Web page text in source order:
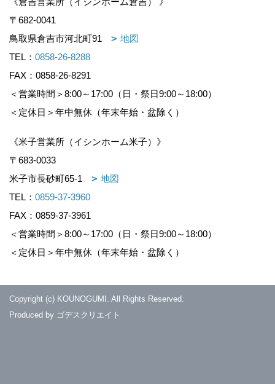
〒682-0041
鳥取県倉吉市河北町91
地図
TEL： 0858-26-8288
FAX：0858-26-8291
＜営業時間＞8:00～17:00（日・祭日9:00～18:00）
＜定休日＞年中無休（年末年始・盆除く）
《米子営業所（イシンホーム米子）》
〒683-0033
米子市長砂町65-1
地図
TEL： 0859-37-3960
FAX：0859-37-3961
＜営業時間＞8:00～17:00（日・祭日9:00～18:00）
＜定休日＞年中無休（年末年始・盆除く）
Copyright (c) KOUNOGUMI. All Rights Reserved.
Produced by ゴデスクリエイト